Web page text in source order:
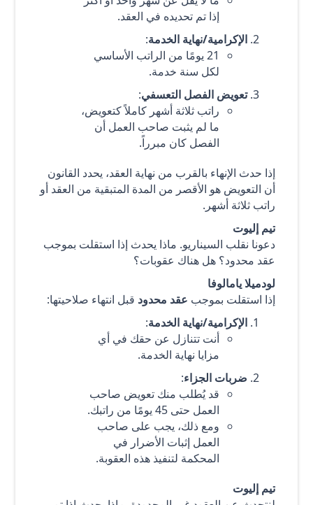
إذا تم تحديده في العقد.
الإكرامية/نهاية الخدمة:
21 يومًا من الراتب الأساسي
لكل سنة خدمة.
تعويض الفصل التعسفي:
راتب ثلاثة أشهر كاملاً كتعويض،
ما لم يثبت صاحب العمل أن
الفصل كان مبرراً.
إذا حدث الإنهاء بالقرب من نهاية العقد، يحدد القانون
أن التعويض هو الأقصر من المدة المتبقية من العقد أو
راتب ثلاثة أشهر.
تيم إليوت
دعونا نقلب السيناريو. ماذا يحدث إذا استقلت بموجب
عقد محدود؟ هل هناك عقوبات؟
لودميلا يامالوفا
إذا استقلت بموجب عقد محدود قبل انتهاء صلاحيتها:
الإكرامية/نهاية الخدمة:
أنت تتنازل عن حقك في أي
مزايا نهاية الخدمة.
ضربات الجزاء:
قد يُطلب منك تعويض صاحب
العمل حتى 45 يومًا من راتبك.
ومع ذلك، يجب على صاحب
العمل إثبات الأضرار في
المحكمة لتنفيذ هذه العقوبة.
تيم إليوت